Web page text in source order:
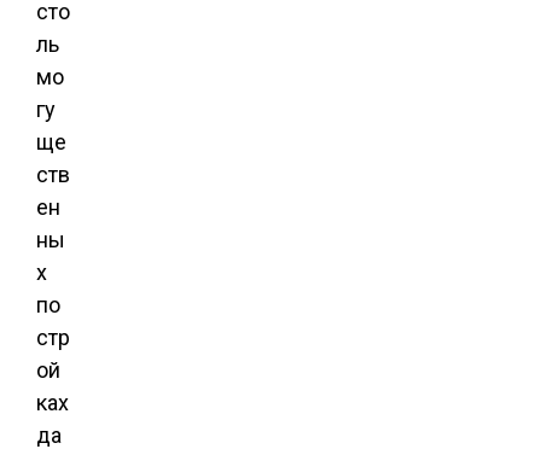
сто
ль
мо
гу
ще
ств
ен
ны
х
по
стр
ой
ках
да